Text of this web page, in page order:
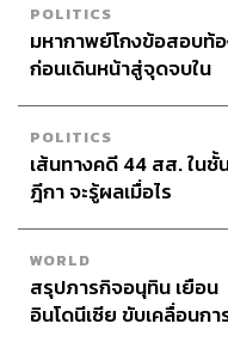
Credits
Show Creatorนครินทร์
The Secret Sauce
Content Creator
ชาคร
ภัทรสุดา บุญญศรี, อาภาภั
Video Editorวุฒิชัย ถิระ
ศุภมิตร เศรษฐลักษณ์
Sound Designer &
Sound Recording
Assistantอสุมิ สุกี้คาวะ
POLITICS
มหากาพย์โกงข้อสอบท้
ก่อนเดินหน้าสู่จุดจบใน
POLITICS
เส้นทางคดี 44 สส. ในชั้
ฎีกา จะรู้ผลเมื่อไร
WORLD
สรุปภารกิจอนุทิน เยือน
อินโดนีเซีย ขับเคลื่อนก